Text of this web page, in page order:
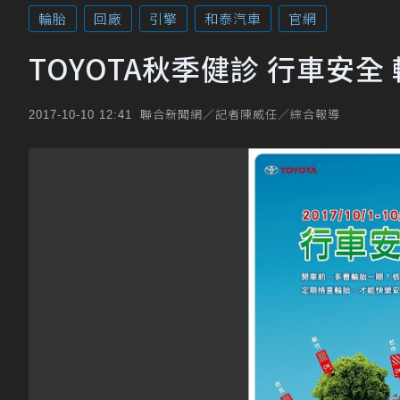
輪胎 回廠 引擎 和泰汽車 官網
TOYOTA秋季健診 行車安全
2017-10-10 12:41 聯合新聞網／記者陳威任／綜合報導